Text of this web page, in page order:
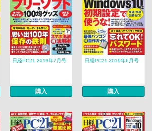
日経PC21 2019年7月号
購入
日経PC21 2019年6月号
購入